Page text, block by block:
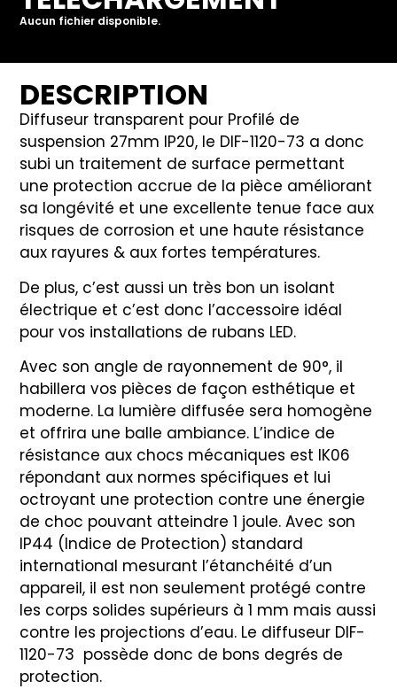
Aucun fichier disponible.
DESCRIPTION
Diffuseur transparent pour Profilé de
suspension 27mm IP20, le DIF-1120-73 a donc
subi un traitement de surface permettant
une protection accrue de la pièce améliorant
sa longévité et une excellente tenue face aux
risques de corrosion et une haute résistance
aux rayures & aux fortes températures.
De plus, c’est aussi un très bon un isolant
électrique et c’est donc l’accessoire idéal
pour vos installations de rubans LED.
Avec son angle de rayonnement de 90°, il
habillera vos pièces de façon esthétique et
moderne. La lumière diffusée sera homogène
et offrira une balle ambiance. L’indice de
résistance aux chocs mécaniques est IK06
répondant aux normes spécifiques et lui
octroyant une protection contre une énergie
de choc pouvant atteindre 1 joule. Avec son
IP44 (Indice de Protection) standard
international mesurant l’étanchéité d’un
appareil, il est non seulement protégé contre
les corps solides supérieurs à 1 mm mais aussi
contre les projections d’eau. Le diffuseur DIF-
1120-73 possède donc de bons degrés de
protection.